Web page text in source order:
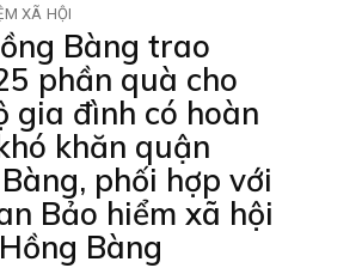
XÃ HỘI
Bàng trao
phần quà cho
gia đình có hoàn
khăn quận
phối hợp với
Bảo hiểm xã hội
Bàng